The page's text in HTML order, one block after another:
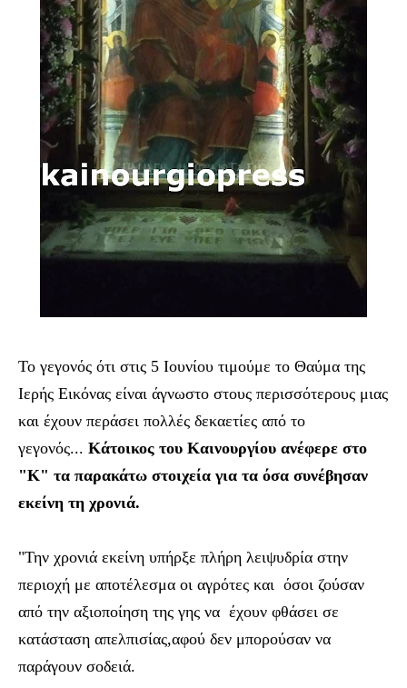
Το γεγονός ότι στις 5 Ιουνίου τιμούμε το Θαύμα της
Ιερής Εικόνας είναι άγνωστο στους περισσότερους μιας
και έχουν περάσει πολλές δεκαετίες από το
γεγονός... Κάτοικος του Καινουργίου ανέφερε στο
"K" τα παρακάτω στοιχεία για τα όσα συνέβησαν
εκείνη τη χρονιά.
"Την χρονιά εκείνη υπήρξε πλήρη λειψυδρία στην
περιοχή με αποτέλεσμα οι αγρότες και όσοι ζούσαν
από την αξιοποίηση της γης να έχουν φθάσει σε
κατάσταση απελπισίας,αφού δεν μπορούσαν να
παράγουν σοδειά.